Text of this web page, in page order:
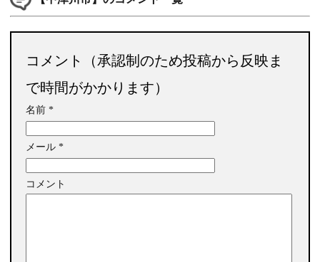
コメント（承認制のため投稿から反映ま
で時間がかかります）
名前 *
メール *
コメント